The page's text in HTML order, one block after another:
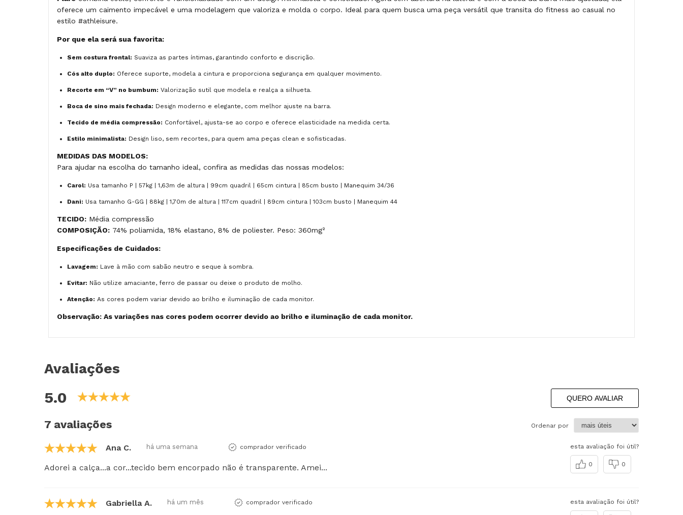
oferece um caimento impecável e uma modelagem que valoriza e molda o corpo. Ideal para quem busca uma peça versátil que transita do fitness ao casual no
estilo #athleisure.
Por que ela será sua favorita:
Sem costura frontal: Suaviza as partes íntimas, garantindo conforto e discrição.
Cós alto duplo: Oferece suporte, modela a cintura e proporciona segurança em qualquer movimento.
Recorte em “V” no bumbum: Valorização sutil que modela e realça a silhueta.
Boca de sino mais fechada: Design moderno e elegante, com melhor ajuste na barra.
Tecido de média compressão: Confortável, ajusta-se ao corpo e oferece elasticidade na medida certa.
Estilo minimalista: Design liso, sem recortes, para quem ama peças clean e sofisticadas.
MEDIDAS DAS MODELOS:
Para ajudar na escolha do tamanho ideal, confira as medidas das nossas modelos:
Carol: Usa tamanho P | 57kg | 1,63m de altura | 99cm quadril | 65cm cintura | 85cm busto | Manequim 34/36
Dani: Usa tamanho G-GG | 88kg | 1,70m de altura | 117cm quadril | 89cm cintura | 103cm busto | Manequim 44
TECIDO: Média compressão
COMPOSIÇÃO: 74% poliamida, 18% elastano, 8% de poliester. Peso: 360mg²
Especificações de Cuidados:
Lavagem: Lave à mão com sabão neutro e seque à sombra.
Evitar: Não utilize amaciante, ferro de passar ou deixe o produto de molho.
Atenção: As cores podem variar devido ao brilho e iluminação de cada monitor.
Observação: As variações nas cores podem ocorrer devido ao brilho e iluminação de cada monitor.
Avaliações
5.0 QUERO AVALIAR
7 avaliações Ordenar por
Ana C. há uma semana comprador verificado
Adorei a calça...a cor...tecido bem encorpado não é transparente. Amei...
esta avaliação foi útil?
0 0
Gabriella A. há um mês comprador verificado esta avaliação foi útil?